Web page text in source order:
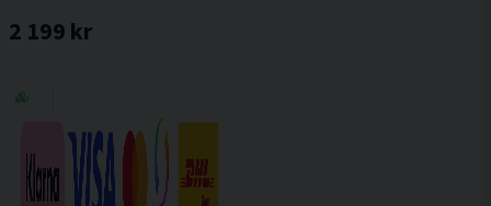
2 199 kr